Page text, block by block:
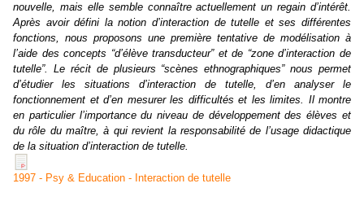
nouvelle, mais elle semble connaître actuellement un regain d’intérêt.
Après avoir défini la notion d’interaction de tutelle et ses différentes
fonctions, nous proposons une première tentative de modélisation à
l’aide des concepts “d’élève transducteur” et de “zone d’interaction de
tutelle”. Le récit de plusieurs “scènes ethnographiques” nous permet
d’étudier les situations d’interaction de tutelle, d’en analyser le
fonctionnement et d’en mesurer les difficultés et les limites. Il montre
en particulier l’importance du niveau de développement des élèves et
du rôle du maître, à qui revient la responsabilité de l’usage didactique
de la situation d’interaction de tutelle.
1997 - Psy & Education - Interaction de tutelle